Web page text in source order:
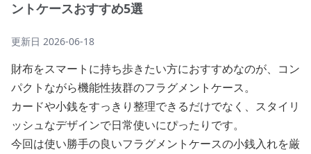
ントケースおすすめ5選
更新日 2026-06-18
財布をスマートに持ち歩きたい方におすすめなのが、コン
パクトながら機能性抜群のフラグメントケース。
カードや小銭をすっきり整理できるだけでなく、スタイリ
ッシュなデザインで日常使いにぴったりです。
今回は使い勝手の良いフラグメントケースの小銭入れを厳